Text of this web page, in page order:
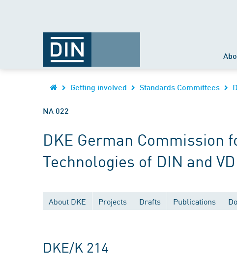
Getting involved Standards Committees
NA 022
DKE German
Technologies of DIN and
About DKE Projects Drafts Publications
DKE/K 214